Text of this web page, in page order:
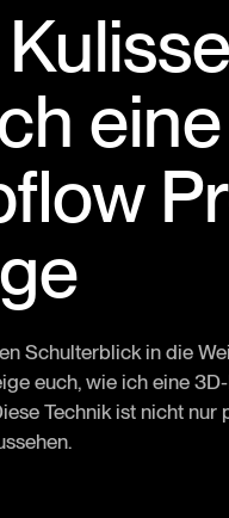
Schulterblick in die
euch, wie ich eine
Technik ist nicht